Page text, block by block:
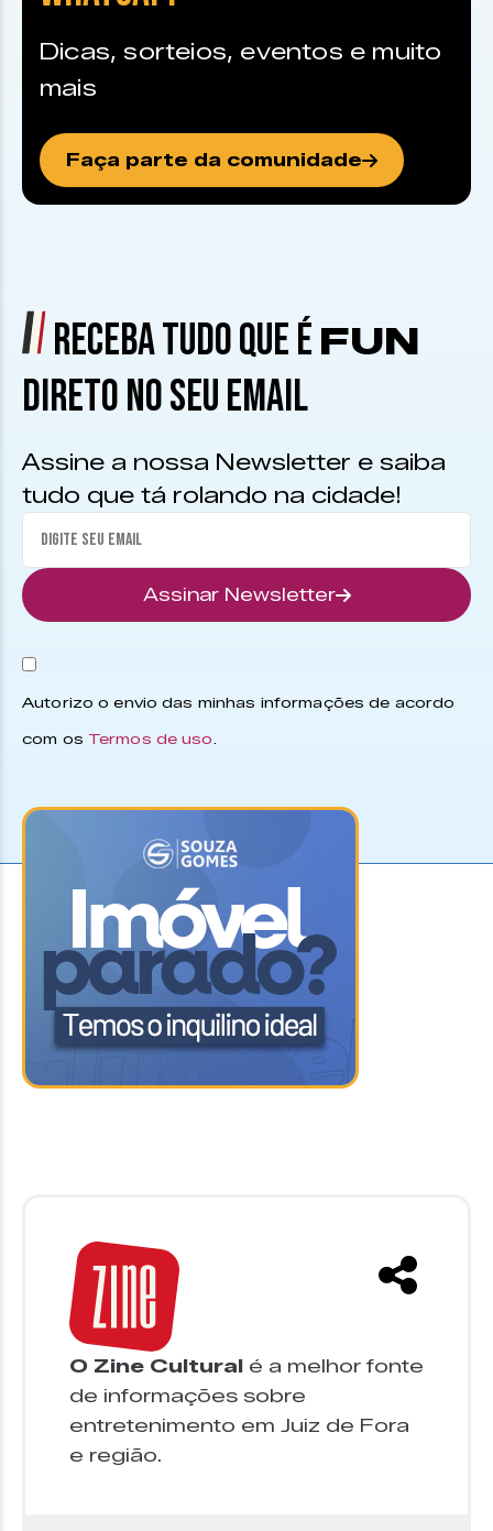
Dicas, sorteios, eventos e muito
mais
Faça parte da comunidade
RECEBA TUDO QUE É FUN
DIRETO NO SEU EMAIL
Assine a nossa Newsletter e saiba
tudo que tá rolando na cidade!
Assinar Newsletter
Autorizo o envio das minhas informações de acordo
com os Termos de uso.
O Zine Cultural é a melhor fonte
de informações sobre
entretenimento em Juiz de Fora
e região.